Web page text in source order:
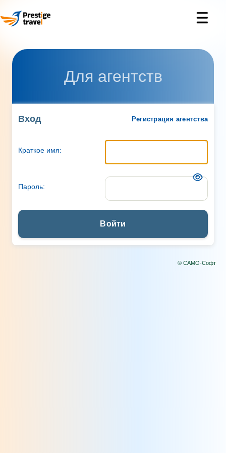
Для агентств
Вход Регистрация агентства
Краткое имя:
Пароль:
Войти
© САМО-Софт